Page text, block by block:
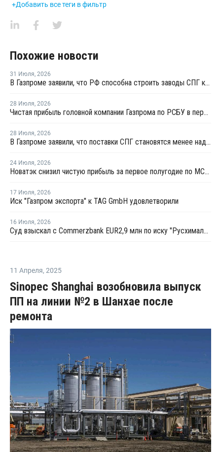
+Добавить все теги в фильтр
Похожие новости
31 Июля, 2026
В Газпроме заявили, что РФ способна строить заводы СПГ как у себя, так и за рубежом
28 Июля, 2026
Чистая прибыль головной компании Газпрома по РСБУ в первом полугодии составила 78 млрд рублей
28 Июля, 2026
В Газпроме заявили, что поставки СПГ становятся менее надежным способом газоснабжения
24 Июля, 2026
Новатэк снизил чистую прибыль за первое полугодие по МСФО на 3,1%
17 Июля, 2026
Иск "Газпром экспорта" к TAG GmbH удовлетворили
16 Июля, 2026
Суд взыскал с Commerzbank EUR2,9 млн по иску "Русхимальянса"
11 Апреля, 2025
Sinopec Shanghai возобновила выпуск
ПП на линии №2 в Шанхае после
ремонта